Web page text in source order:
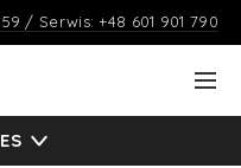
/ Serwis: +48 601 901 790